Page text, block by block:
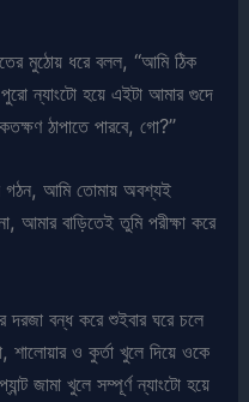
মুঠোয় ধরে বলল, “আমি ঠিক
ন্যাংটো হয়ে এইটা আমার গুদে
ঠাপাতে পারবে, গো?”
গঠন, আমি তোমায় অবশ্যই
আমার বাড়িতেই তুমি পরীক্ষা করে
বন্ধ করে শুইবার ঘরে চলে
শালোয়ার ও কুর্তা খুলে দিয়ে ওকে
জামা খুলে সম্পূর্ণ ন্যাংটো হয়ে